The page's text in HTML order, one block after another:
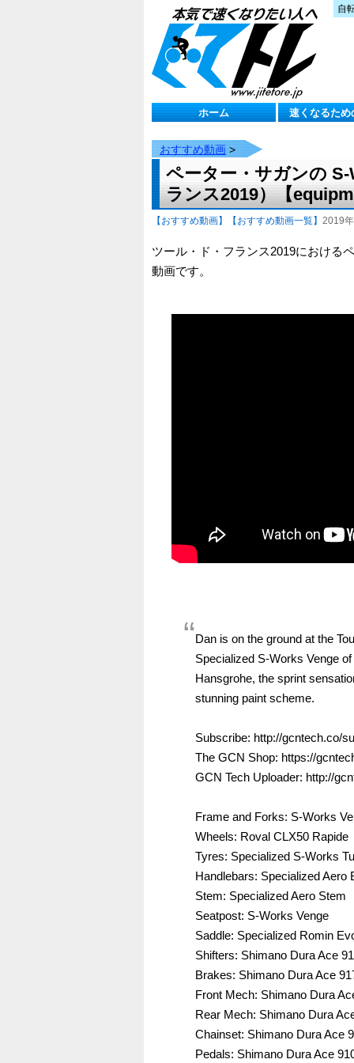
自
ホーム 速くなるため
おすすめ動画 >
ペーター・サガンの
ランス2019）【
【おすすめ動画】 【おすすめ動画一覧】 2019
ツール・ド・フランス2019における
動画です。
Dan is on the ground at the
Specialized S-Works Venge
Hansgrohe, the sprint
stunning paint scheme.
Subscribe: http://gcntech.co/
The GCN Shop: https://
GCN Tech Uploader: http://
Frame and Forks: S-Works
Wheels: Roval CLX50 Rapide
Tyres: Specialized S-Works
Handlebars: Specialized Aero
Stem: Specialized Aero Stem
Seatpost: S-Works Venge
Saddle: Specialized Romin
Shifters: Shimano Dura Ace
Brakes: Shimano Dura Ace
Front Mech: Shimano Dura
Rear Mech: Shimano Dura
Chainset: Shimano Dura Ace
Pedals: Shimano Dura Ace